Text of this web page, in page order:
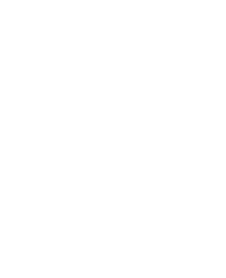
El
llega a
a Federico